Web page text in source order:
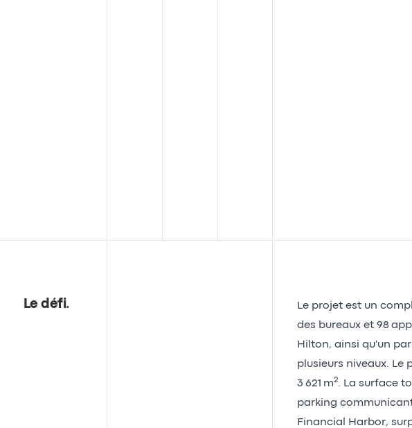
Le défi.
Le projet est un
des bureaux et 98
Hilton, ainsi qu'un
plusieurs niveaux.
3 621 m2. La surface
parking
Financial Harbor,